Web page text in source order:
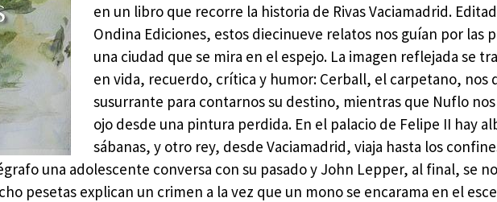
en un libro que recorre la historia de Rivas Vaciamadrid.
Ondina Ediciones, estos diecinueve relatos nos guían por las
una ciudad que se mira en el espejo. La imagen reflejada se
en vida, recuerdo, crítica y humor: Cerball, el carpetano, nos
susurrante para contarnos su destino, mientras que Nuflo
ojo desde una pintura perdida. En el palacio de Felipe II hay
sábanas, y otro rey, desde Vaciamadrid, viaja hasta los
una adolescente conversa con su pasado y John Lepper, al final, se
pesetas explican un crimen a la vez que un mono se encarama en el